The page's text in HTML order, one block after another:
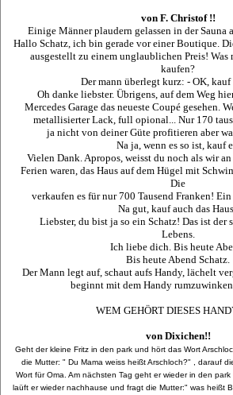
von F. Christof !!
Einige Männer plaudern gelassen in der Sauna
Hallo Schatz, ich bin gerade vor einer Boutique.
ausgestellt zu einem unglaublichen Preis!
kaufen?
Der mann überlegt kurz: - OK,
Oh danke liebster. Übrigens, auf dem Weg
Mercedes Garage das neueste Coupé gesehen.
metallisierter Lack, full opional... Nur 170
ja nicht von deiner Güte profitieren aber
Na ja, wenn es so ist, kauf
Vielen Dank. Apropos, weisst du noch als wir
Ferien waren, das Haus auf dem Hügel mit
Die
verkaufen es für nur 700 Tausend Franken!
Na gut, kauf auch das
Liebster, du bist ja so ein Schatz! Das ist der
Lebens.
Ich liebe dich. Bis heute
Bis heute Abend Schatz.
Der Mann legt auf, schaut aufs Handy, lächelt
beginnt mit dem Handy
WEM GEHÖRT DIESES
von Dixichen!!
Geht der kleine Fritz in den park und hört das Wort
die Mutter: " Du Mama weiss heißt Arschloch?" , darauf
Wort für Oma. Am nächsten Tag geht er wieder in den
laüft er wieder nachhause und fragt die Mutter:" was heißt